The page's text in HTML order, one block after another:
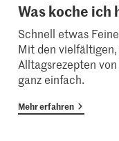
Was koche ich
Schnell etwas
Mit den vielfältigen,
Alltagsrezepten
ganz einfach.
Mehr erfahren